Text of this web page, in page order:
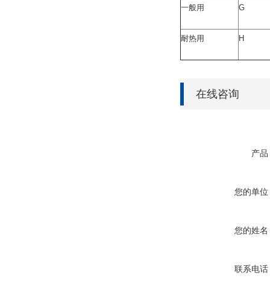
一般用 G
耐热用 H
在线咨询
产品
您的单位
您的姓名
联系电话